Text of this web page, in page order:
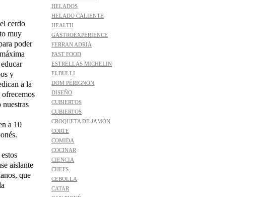
cerdo
muy
poder
y
a la
nuestras
a 10
aislante
que
HELADOS
HELADO CALIENTE
HEALTH
GASTROEXPERIENCE
FERRAN ADRIÀ
FAST FOOD
ESTRELLAS MICHELIN
ELBULLI
DOM PÉRIGNON
DISEÑO
CUBIERTOS
CUBIERTOS
CROQUETA DE JAMÓN
CORTE
COMIDA
COCINAR
CIENCIA
CHEFS
CEBOLLA
CATAR